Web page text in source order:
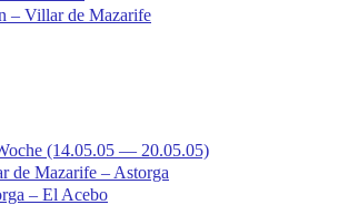
– Villar de Mazarife
(14.05.05 — 20.05.05)
de Mazarife – Astorga
– El Acebo